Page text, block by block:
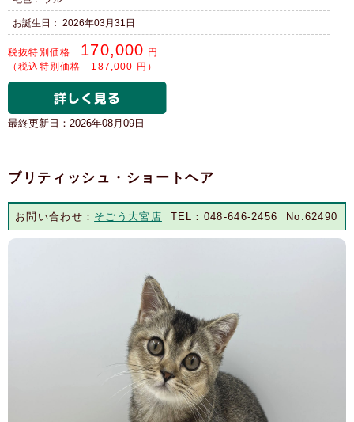
お誕生日： 2026年03月31日
税抜特別価格 170,000 円
（税込特別価格 187,000 円）
最終更新日：2026年08月09日
ブリティッシュ・ショートヘア
お問い合わせ： そごう大宮店 TEL：048-646-2456 No.62490